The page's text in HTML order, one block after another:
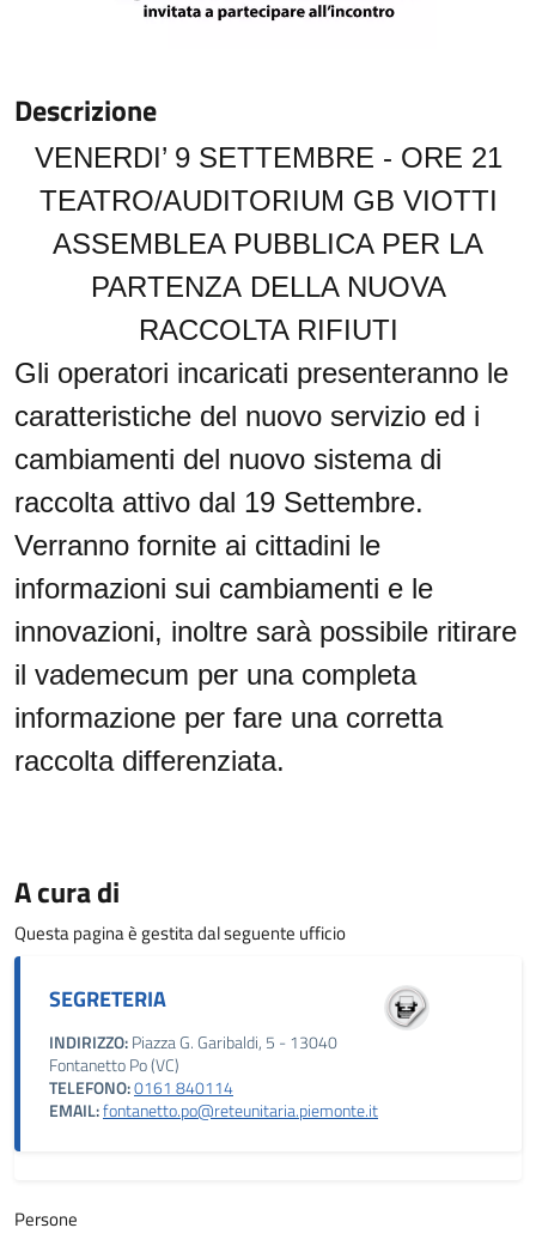
Descrizione
VENERDI’ 9 SETTEMBRE - ORE 21
TEATRO/AUDITORIUM GB VIOTTI
ASSEMBLEA PUBBLICA PER LA
PARTENZA DELLA NUOVA
RACCOLTA RIFIUTI
Gli operatori incaricati presenteranno le
caratteristiche del nuovo servizio ed i
cambiamenti del nuovo sistema di
raccolta attivo dal 19 Settembre.
Verranno fornite ai cittadini le
informazioni sui cambiamenti e le
innovazioni, inoltre sarà possibile ritirare
il vademecum per una completa
informazione per fare una corretta
raccolta differenziata.
A cura di
Questa pagina è gestita dal seguente ufficio
SEGRETERIA
INDIRIZZO:Piazza G. Garibaldi, 5 - 13040
Fontanetto Po (VC)
TELEFONO:0161 840114
EMAIL:fontanetto.po@reteunitaria.piemonte.it
Persone